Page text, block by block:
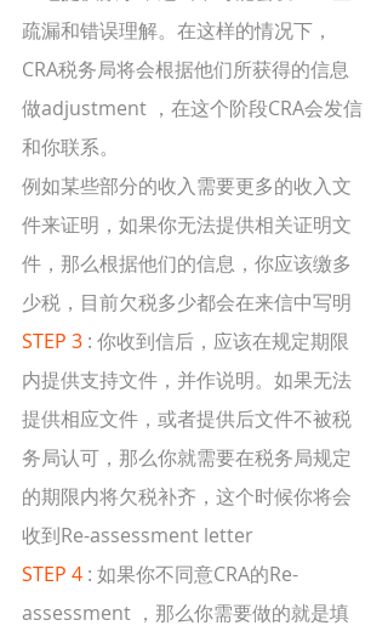
疏漏和错误理解。在这样的情况下，
CRA税务局将会根据他们所获得的信息
做adjustment ，在这个阶段CRA会发信
和你联系。
例如某些部分的收入需要更多的收入文
件来证明，如果你无法提供相关证明文
件，那么根据他们的信息，你应该缴多
少税，目前欠税多少都会在来信中写明
STEP 3 : 你收到信后，应该在规定期限
内提供支持文件，并作说明。如果无法
提供相应文件，或者提供后文件不被税
务局认可，那么你就需要在税务局规定
的期限内将欠税补齐，这个时候你将会
收到Re-assessment letter
STEP 4 : 如果你不同意CRA的Re-
assessment ，那么你需要做的就是填